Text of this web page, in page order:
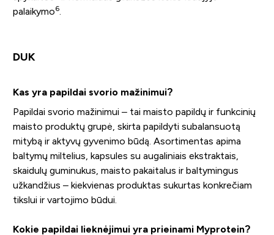
palaikymo6.
DUK
Kas yra papildai svorio mažinimui?
Papildai svorio mažinimui – tai maisto papildų ir funkcinių
maisto produktų grupė, skirta papildyti subalansuotą
mitybą ir aktyvų gyvenimo būdą. Asortimentas apima
baltymų miltelius, kapsules su augaliniais ekstraktais,
skaidulų guminukus, maisto pakaitalus ir baltymingus
užkandžius – kiekvienas produktas sukurtas konkrečiam
tikslui ir vartojimo būdui.
Kokie papildai lieknėjimui yra prieinami Myprotein?